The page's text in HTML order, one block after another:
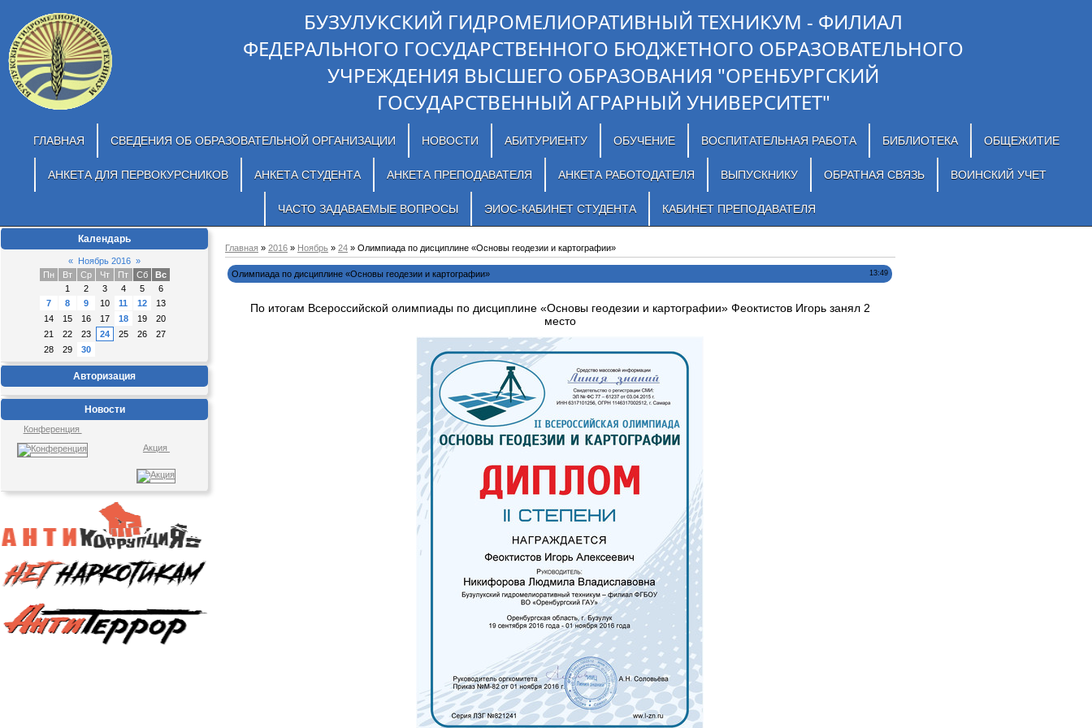
БУЗУЛУКСКИЙ ГИДРОМЕЛИОРАТИВНЫЙ ТЕХНИКУМ - ФИЛИАЛ
ФЕДЕРАЛЬНОГО ГОСУДАРСТВЕННОГО БЮДЖЕТНОГО ОБРАЗОВАТЕЛЬНОГО
УЧРЕЖДЕНИЯ ВЫСШЕГО ОБРАЗОВАНИЯ "ОРЕНБУРГСКИЙ
ГОСУДАРСТВЕННЫЙ АГРАРНЫЙ УНИВЕРСИТЕТ"
ГЛАВНАЯ СВЕДЕНИЯ ОБ ОБРАЗОВАТЕЛЬНОЙ ОРГАНИЗАЦИИ НОВОСТИ АБИТУРИЕНТУ ОБУЧЕНИЕ ВОСПИТАТЕЛЬНАЯ РАБОТА БИБЛИОТЕКА ОБЩЕЖИТИЕ
АНКЕТА ДЛЯ ПЕРВОКУРСНИКОВ АНКЕТА СТУДЕНТА АНКЕТА ПРЕПОДАВАТЕЛЯ АНКЕТА РАБОТОДАТЕЛЯ ВЫПУСКНИКУ ОБРАТНАЯ СВЯЗЬ ВОИНСКИЙ УЧЕТ
ЧАСТО ЗАДАВАЕМЫЕ ВОПРОСЫ ЭИОС-КАБИНЕТ СТУДЕНТА КАБИНЕТ ПРЕПОДАВАТЕЛЯ
Календарь
« Ноябрь 2016 »
Пн
Вт Ср Чт Пт Сб
Вс
1
2 3 4 5
6
7
8 9 10 11 12
13
14
15 16 17 18 19
20
21
22 23 24 25 26
27
28
29 30
Авторизация
Новости
Конференция
Акция
Главная » 2016 » Ноябрь » 24 » Олимпиада по дисциплине «Основы геодезии и картографии»
13:49
Олимпиада по дисциплине «Основы геодезии и картографии»
По итогам Всероссийской олимпиады по дисциплине «Основы геодезии и картографии» Феоктистов Игорь занял 2
место